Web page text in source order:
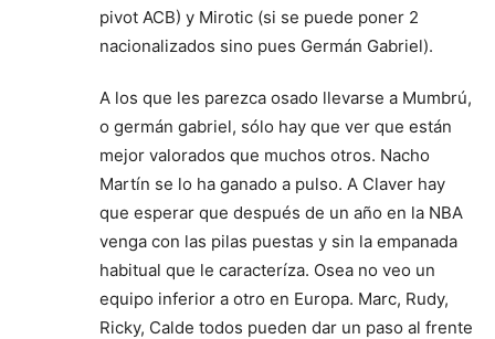
pivot ACB) y Mirotic (si se puede poner 2
nacionalizados sino pues Germán Gabriel).
A los que les parezca osado llevarse a Mumbrú,
o germán gabriel, sólo hay que ver que están
mejor valorados que muchos otros. Nacho
Martín se lo ha ganado a pulso. A Claver hay
que esperar que después de un año en la NBA
venga con las pilas puestas y sin la empanada
habitual que le caracteríza. Osea no veo un
equipo inferior a otro en Europa. Marc, Rudy,
Ricky, Calde todos pueden dar un paso al frente